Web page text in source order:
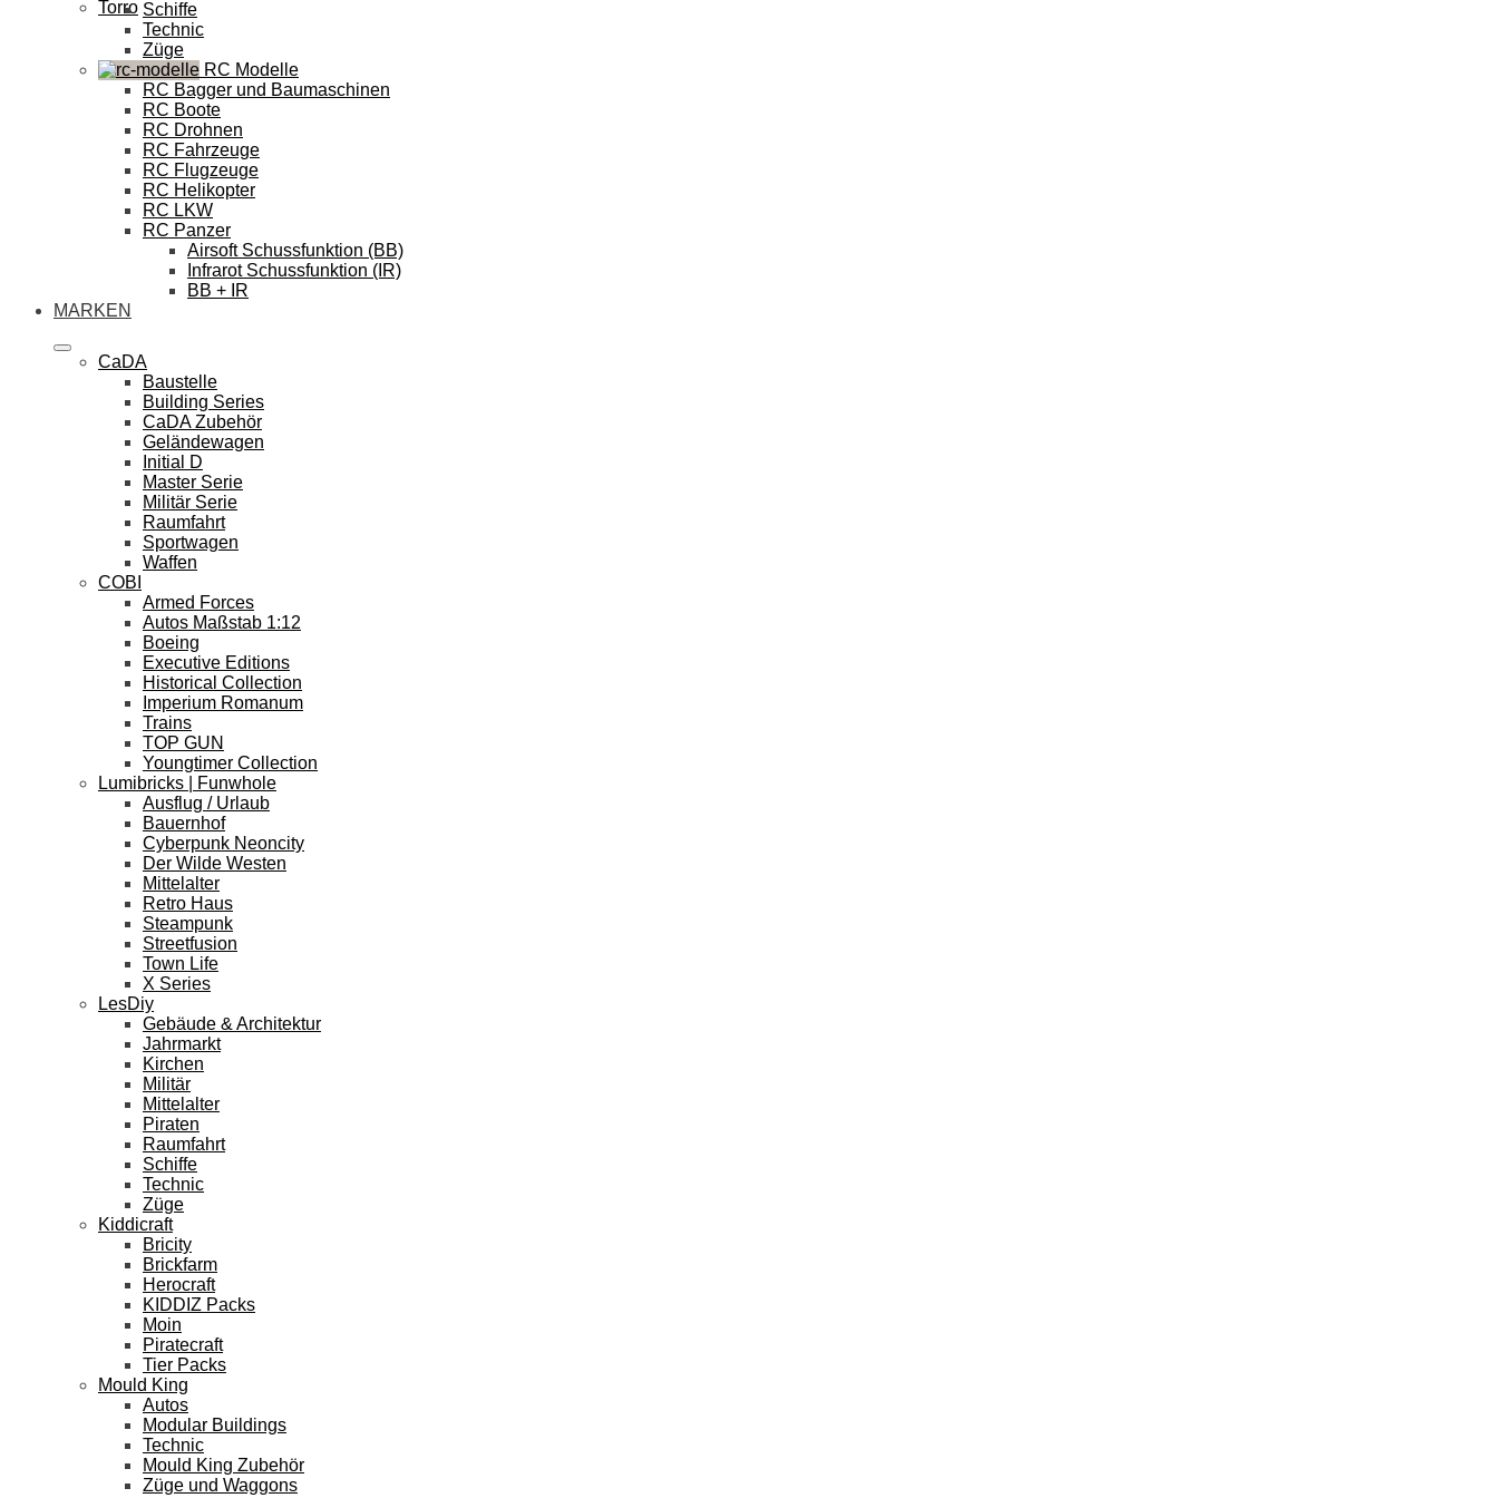
Torro Schiffe
Technic
Züge
RC Modelle
RC Bagger und Baumaschinen
RC Boote
RC Drohnen
RC Fahrzeuge
RC Flugzeuge
RC Helikopter
RC LKW
RC Panzer
Airsoft Schussfunktion (BB)
Infrarot Schussfunktion (IR)
BB + IR
MARKEN
CaDA
Baustelle
Building Series
CaDA Zubehör
Geländewagen
Initial D
Master Serie
Militär Serie
Raumfahrt
Sportwagen
Waffen
COBI
Armed Forces
Autos Maßstab 1:12
Boeing
Executive Editions
Historical Collection
Imperium Romanum
Trains
TOP GUN
Youngtimer Collection
Lumibricks | Funwhole
Ausflug / Urlaub
Bauernhof
Cyberpunk Neoncity
Der Wilde Westen
Mittelalter
Retro Haus
Steampunk
Streetfusion
Town Life
X Series
LesDiy
Gebäude & Architektur
Jahrmarkt
Kirchen
Militär
Mittelalter
Piraten
Raumfahrt
Schiffe
Technic
Züge
Kiddicraft
Bricity
Brickfarm
Herocraft
KIDDIZ Packs
Moin
Piratecraft
Tier Packs
Mould King
Autos
Modular Buildings
Technic
Mould King Zubehör
Züge und Waggons